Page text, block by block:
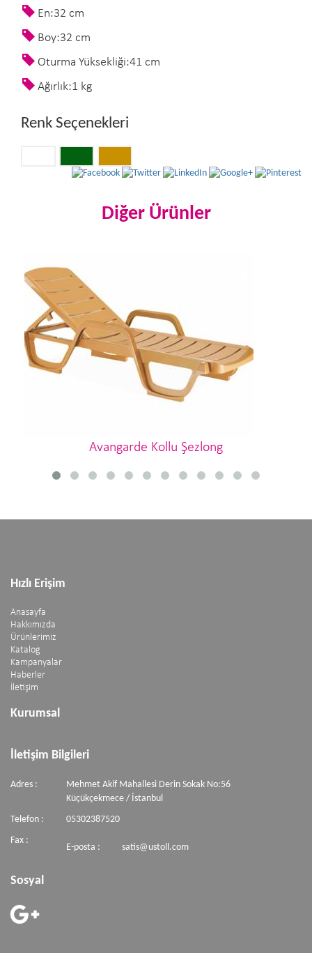
En:32 cm
Boy:32 cm
Oturma Yüksekliği:41 cm
Ağırlık:1 kg
Renk Seçenekleri
Diğer Ürünler
Avangarde Kollu Şezlong
Hızlı Erişim
Anasayfa
Hakkımızda
Ürünlerimiz
Katalog
Kampanyalar
Haberler
İletişim
Kurumsal
İletişim Bilgileri
Adres :
Mehmet Akif Mahallesi Derin Sokak No:56
Küçükçekmece / İstanbul
Telefon :
05302387520
Fax :
E-posta : satis@ustoll.com
Sosyal